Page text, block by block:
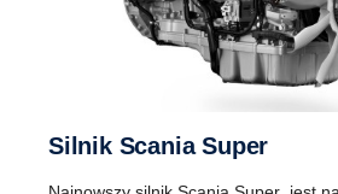
Silnik Scania Super